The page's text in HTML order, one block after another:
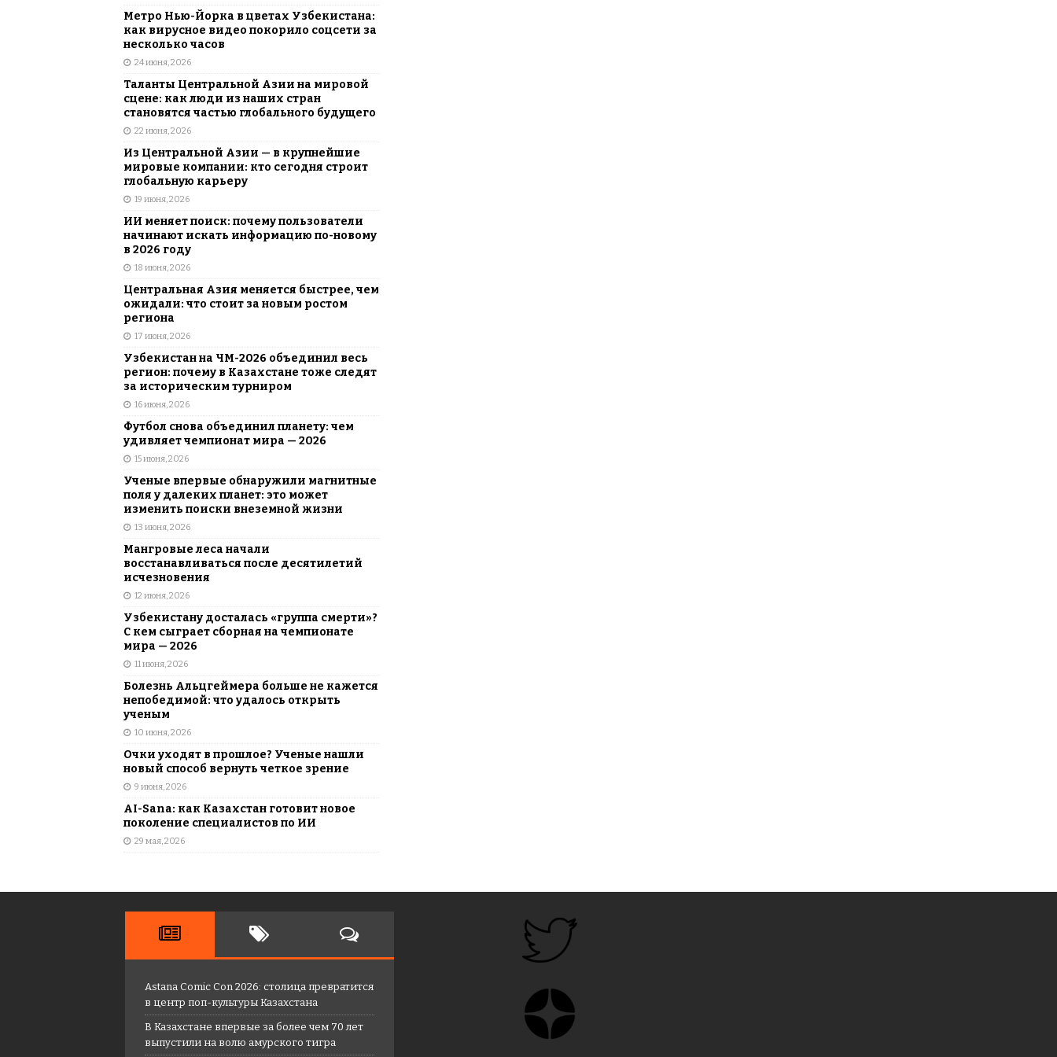
Метро Нью-Йорка в цветах Узбекистана:
как вирусное видео покорило соцсети за
несколько часов
24 июня, 2026
Таланты Центральной Азии на мировой
сцене: как люди из наших стран
становятся частью глобального будущего
22 июня, 2026
Из Центральной Азии — в крупнейшие
мировые компании: кто сегодня строит
глобальную карьеру
19 июня, 2026
ИИ меняет поиск: почему пользователи
начинают искать информацию по-новому
в 2026 году
18 июня, 2026
Центральная Азия меняется быстрее, чем
ожидали: что стоит за новым ростом
региона
17 июня, 2026
Узбекистан на ЧМ-2026 объединил весь
регион: почему в Казахстане тоже следят
за историческим турниром
16 июня, 2026
Футбол снова объединил планету: чем
удивляет чемпионат мира — 2026
15 июня, 2026
Ученые впервые обнаружили магнитные
поля у далеких планет: это может
изменить поиски внеземной жизни
13 июня, 2026
Мангровые леса начали
восстанавливаться после десятилетий
исчезновения
12 июня, 2026
Узбекистану досталась «группа смерти»?
С кем сыграет сборная на чемпионате
мира — 2026
11 июня, 2026
Болезнь Альцгеймера больше не кажется
непобедимой: что удалось открыть
ученым
10 июня, 2026
Очки уходят в прошлое? Ученые нашли
новый способ вернуть четкое зрение
9 июня, 2026
AI-Sana: как Казахстан готовит новое
поколение специалистов по ИИ
29 мая, 2026
Astana Comic Con 2026: столица превратится
в центр поп-культуры Казахстана
В Казахстане впервые за более чем 70 лет
выпустили на волю амурского тигра